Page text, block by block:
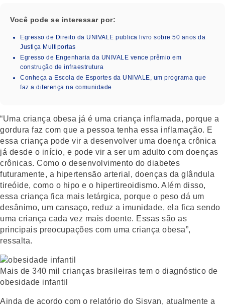
Você pode se interessar por:
Egresso de Direito da UNIVALE publica livro sobre 50 anos da
Justiça Multiportas
Egresso de Engenharia da UNIVALE vence prêmio em
construção de infraestrutura
Conheça a Escola de Esportes da UNIVALE, um programa que
faz a diferença na comunidade
“Uma criança obesa já é uma criança inflamada, porque a
gordura faz com que a pessoa tenha essa inflamação. E
essa criança pode vir a desenvolver uma doença crônica
já desde o início, e pode vir a ser um adulto com doenças
crônicas. Como o desenvolvimento do diabetes
futuramente, a hipertensão arterial, doenças da glândula
tireóide, como o hipo e o hipertireoidismo. Além disso,
essa criança fica mais letárgica, porque o peso dá um
desânimo, um cansaço, reduz a imunidade, ela fica sendo
uma criança cada vez mais doente. Essas são as
principais preocupações com uma criança obesa”,
ressalta.
Mais de 340 mil crianças brasileiras tem o diagnóstico de
obesidade infantil
Ainda de acordo com o relatório do Sisvan, atualmente a